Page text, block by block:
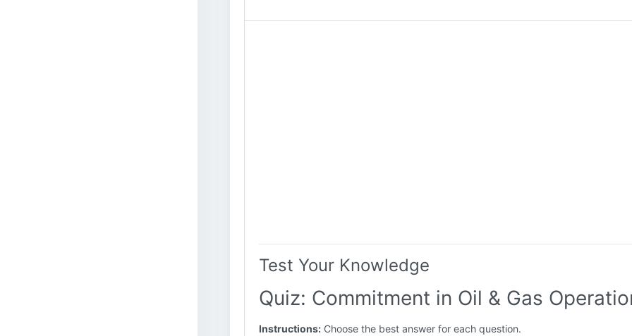
Test Your Knowledge
Quiz: Commitment in Oil & Gas
Instructions: Choose the best answer for each question.